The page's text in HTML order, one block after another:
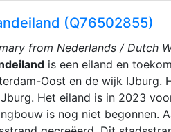
(Q76502855)
from Nederlands / Dutch
is een eiland en
Oost en de wijk IJburg.
Het eiland is in 2023
is nog niet begonnen.